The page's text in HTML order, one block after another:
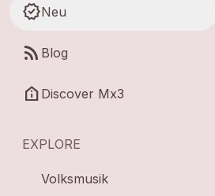
new_releasesNeu
rss_feed Blog
help_clinic Discover Mx3
EXPLORE
Volksmusik